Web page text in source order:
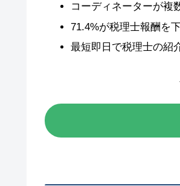
コーディネーターが複
71.4%が税理士報酬を
最短即日で税理士の紹